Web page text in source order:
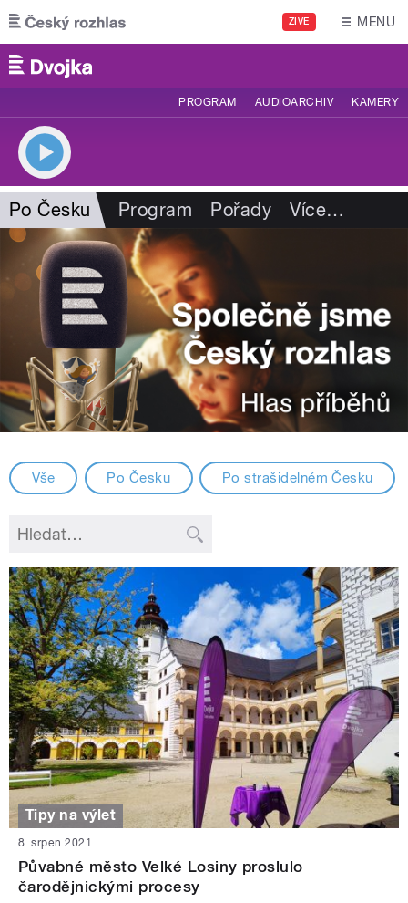
Přejít k hlavnímu obsahu
ŽIVĚ MENU
PROGRAM AUDIOARCHIV KAMERY
Po Česku Program Pořady Více…
Vše Po Česku Po strašidelném Česku
Tipy na výlet
8. srpen 2021
Půvabné město Velké Losiny proslulo
čarodějnickými procesy